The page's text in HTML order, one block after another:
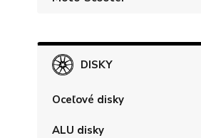
DISKY
Oceľové disky
ALU disky